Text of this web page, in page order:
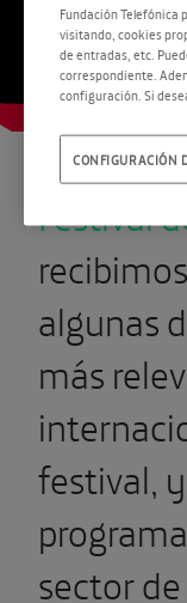
Gracias
Festival
algunas
más
festival,
sector
Fundación Telefónica
visitando, cookies
de entradas, etc.
correspondiente.
configuración. Si
CONFIGURACIÓN